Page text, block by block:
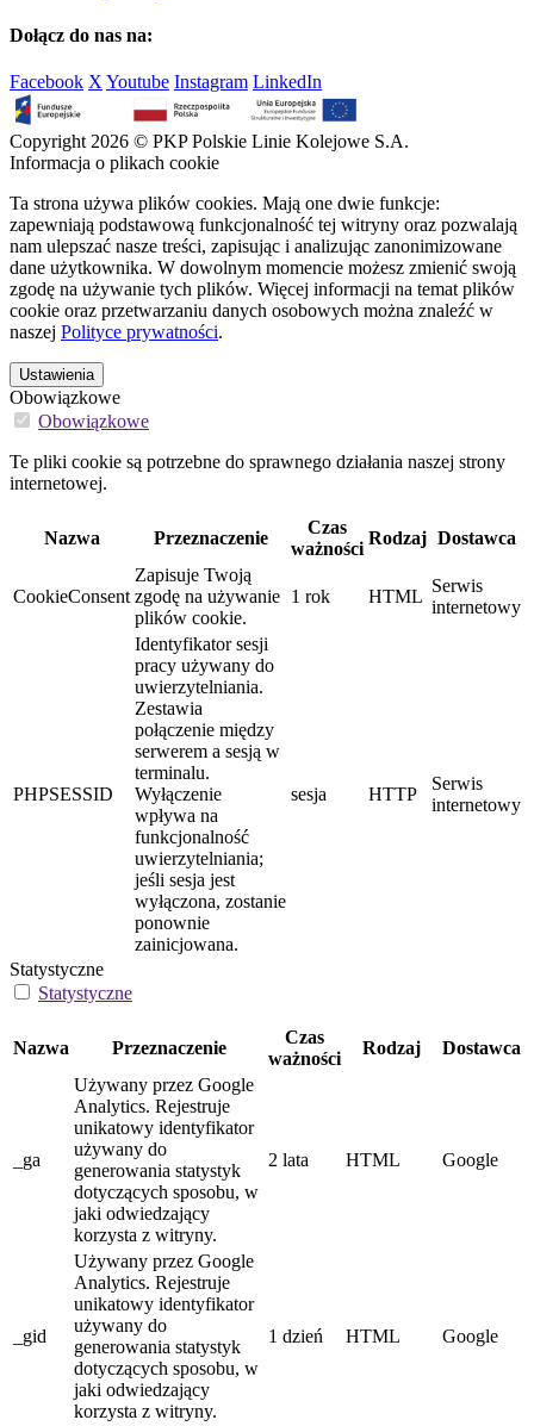
Dołącz do nas na:
Facebook X Youtube Instagram LinkedIn
Copyright 2026 © PKP Polskie Linie Kolejowe S.A.
Informacja o plikach cookie
Ta strona używa plików cookies. Mają one dwie funkcje:
zapewniają podstawową funkcjonalność tej witryny oraz pozwalają
nam ulepszać nasze treści, zapisując i analizując zanonimizowane
dane użytkownika. W dowolnym momencie możesz zmienić swoją
zgodę na używanie tych plików. Więcej informacji na temat plików
cookie oraz przetwarzaniu danych osobowych można znaleźć w
naszej Polityce prywatności.
Ustawienia
Obowiązkowe
Obowiązkowe
Te pliki cookie są potrzebne do sprawnego działania naszej strony
internetowej.
Nazwa Przeznaczenie
Czas
ważności
Rodzaj Dostawca
CookieConsent
Zapisuje Twoją
zgodę na używanie
plików cookie.
1 rok HTML
Serwis
internetowy
PHPSESSID
Identyfikator sesji
pracy używany do
uwierzytelniania.
Zestawia
połączenie między
serwerem a sesją w
terminalu.
Wyłączenie
wpływa na
funkcjonalność
uwierzytelniania;
jeśli sesja jest
wyłączona, zostanie
ponownie
zainicjowana.
sesja HTTP
Serwis
internetowy
Statystyczne
Statystyczne
Nazwa Przeznaczenie
Czas
ważności
Rodzaj Dostawca
_ga
Używany przez Google
Analytics. Rejestruje
unikatowy identyfikator
używany do
generowania statystyk
dotyczących sposobu, w
jaki odwiedzający
korzysta z witryny.
2 lata HTML Google
_gid
Używany przez Google
Analytics. Rejestruje
unikatowy identyfikator
używany do
generowania statystyk
dotyczących sposobu, w
jaki odwiedzający
korzysta z witryny.
1 dzień HTML Google